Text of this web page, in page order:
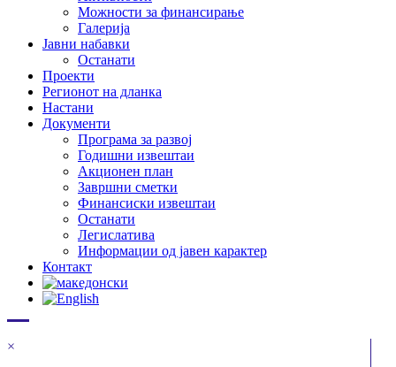
Можности за финансирање
Галерија
Јавни набавки
Останати
Проекти
Регионот на дланка
Настани
Документи
Програма за развој
Годишни извештаи
Акционен план
Завршни сметки
Финансиски извештаи
Останати
Легислатива
Информации од јавен карактер
Контакт
×